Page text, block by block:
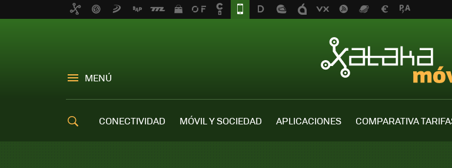
MENÚ
CONECTIVIDAD MÓVIL Y SOCIEDAD APLICACIONES COMPARATIVA